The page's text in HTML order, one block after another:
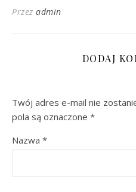
Przez admin
DODAJ
Twój adres e-mail nie
pola są oznaczone *
Nazwa *